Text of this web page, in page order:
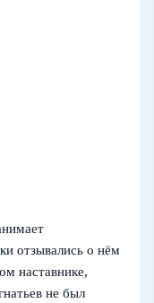
отзывались о нём
наставнике,
не был